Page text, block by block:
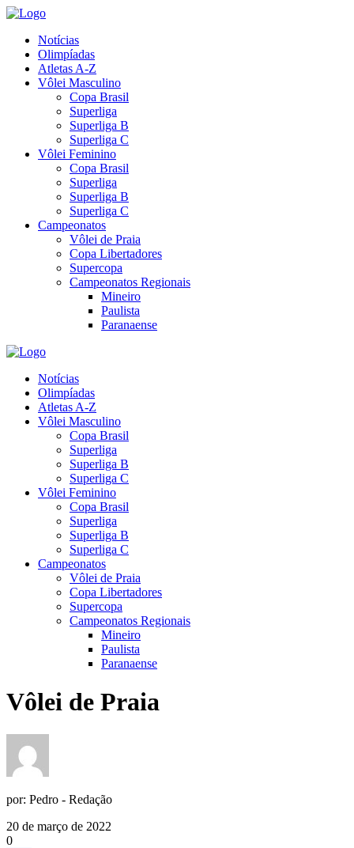
Notícias
Olimpíadas
Atletas A-Z
Vôlei Masculino
Copa Brasil
Superliga
Superliga B
Superliga C
Vôlei Feminino
Copa Brasil
Superliga
Superliga B
Superliga C
Campeonatos
Vôlei de Praia
Copa Libertadores
Supercopa
Campeonatos Regionais
Mineiro
Paulista
Paranaense
Notícias
Olimpíadas
Atletas A-Z
Vôlei Masculino
Copa Brasil
Superliga
Superliga B
Superliga C
Vôlei Feminino
Copa Brasil
Superliga
Superliga B
Superliga C
Campeonatos
Vôlei de Praia
Copa Libertadores
Supercopa
Campeonatos Regionais
Mineiro
Paulista
Paranaense
Vôlei de Praia
por: Pedro - Redação
20 de março de 2022
0